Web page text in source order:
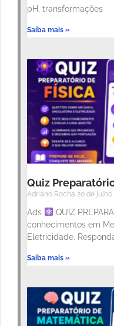
pH, transformações
Saiba mais »
Quiz
Adriano Rocha 20 de julho
Ads
QUIZ
conhecimentos em
Eletricidade.
Saiba mais »